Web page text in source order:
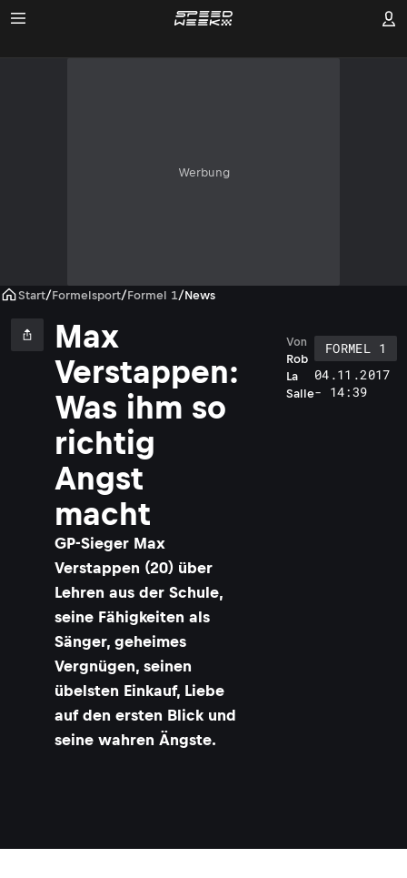
Werbung
Start/Formelsport/Formel 1/News
Max
Verstappen:
Was ihm so
richtig
Angst
macht
​GP-Sieger Max
Verstappen (20) über
Lehren aus der Schule,
seine Fähigkeiten als
Sänger, geheimes
Vergnügen, seinen
übelsten Einkauf, Liebe
auf den ersten Blick und
seine wahren Ängste.
Rob
La
Salle
Von
FORMEL 1
04.11.2017
- 14:39